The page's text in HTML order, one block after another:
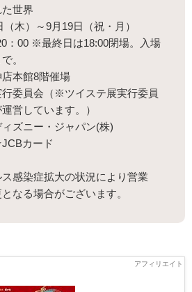
世界
木）～9月19日（祝・月）
：00 ※最終日は18:00閉場。入場
。
本館8階催場
委員会（※ツイステ展実行委員
営しています。）
ズニー・ジャパン(株)
カード
感染症拡大の状況により営業
なる場合がございます。